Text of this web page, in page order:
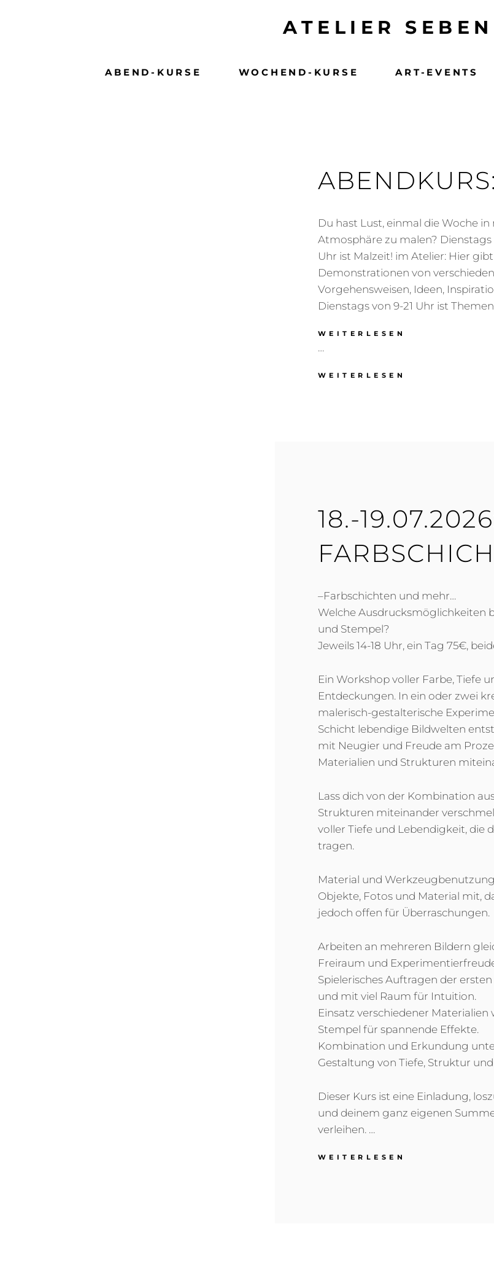
ATELIER
ABEND-KURSE WOCHEND-KURSE ART-EVENTS
Du hast Lust, einmal die Woche
Atmosphäre zu malen? Dienstags
Uhr ist Malzeit! im Atelier: Hier
Demonstrationen von
Vorgehensweisen, Ideen,
Dienstags von 9-21 Uhr ist
WEITERLESEN
…
WEITERLESEN
18.-
–Farbschichten und mehr…
Welche Ausdrucksmöglichkeiten
und Stempel?
Jeweils 14-18 Uhr, ein Tag 75€,
Ein Workshop voller Farbe, Tiefe
Entdeckungen. In ein oder zwei
malerisch-gestalterische
Schicht lebendige Bildwelten
mit Neugier und Freude am
Materialien und Strukturen
Lass dich von der Kombination
Strukturen miteinander
voller Tiefe und Lebendigkeit, die
tragen.
Material und
Objekte, Fotos und Material mit,
jedoch offen für Überraschungen.
Arbeiten an mehreren Bildern
Freiraum und
Spielerisches Auftragen der
und mit viel Raum für Intuition.
Einsatz verschiedener Materialien
Stempel für spannende Effekte.
Kombination und Erkundung
Gestaltung von Tiefe, Struktur
Dieser Kurs ist eine Einladung,
und deinem ganz eigenen
verleihen. …
WEITERLESEN